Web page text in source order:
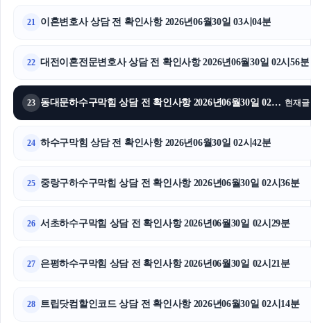
21 이혼변호사 상담 전 확인사항 2026년06월30일 03시04분
22 대전이혼전문변호사 상담 전 확인사항 2026년06월30일 02시56분
23 동대문하수구막힘 상담 전 확인사항 2026년06월30일 02시49분 현재글
24 하수구막힘 상담 전 확인사항 2026년06월30일 02시42분
25 중랑구하수구막힘 상담 전 확인사항 2026년06월30일 02시36분
26 서초하수구막힘 상담 전 확인사항 2026년06월30일 02시29분
27 은평하수구막힘 상담 전 확인사항 2026년06월30일 02시21분
28 트립닷컴할인코드 상담 전 확인사항 2026년06월30일 02시14분